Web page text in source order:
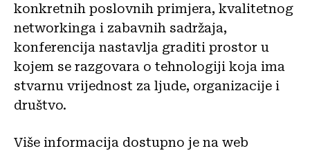
konkretnih poslovnih primjera, kvalitetnog
networkinga i zabavnih sadržaja,
konferencija nastavlja graditi prostor u
kojem se razgovara o tehnologiji koja ima
stvarnu vrijednost za ljude, organizacije i
društvo.
Više informacija dostupno je na web